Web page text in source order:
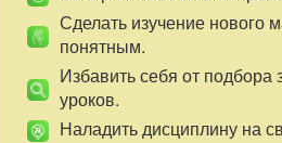
Сделать изучение нового
понятным.
Избавить себя от подбора
уроков.
Наладить дисциплину на